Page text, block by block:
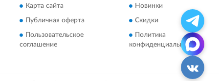
Карта сайта
Публичная оферта
Пользовательское
соглашение
Новинки
Скидки
Политика
конфиденциальности